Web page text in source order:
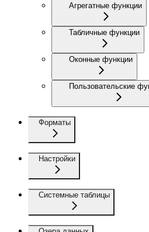
Агрегатные функции
Табличные функции
Оконные функции
Пользовательские
Форматы
Настройки
Системные таблицы